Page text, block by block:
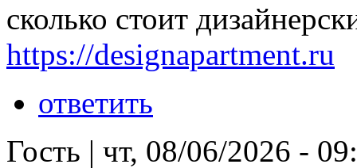
сколько стоит
https://designapartment.ru
ответить
Гость | чт, 08/06/2026 -